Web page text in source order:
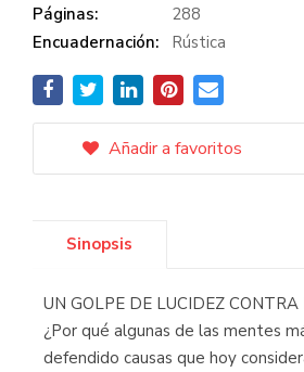
Páginas:
288
Encuadernación:
Rústica
Añadir a favoritos
Sinopsis
UN GOLPE DE LUCIDEZ CONTRA
¿Por qué algunas de las mentes
defendido causas que hoy